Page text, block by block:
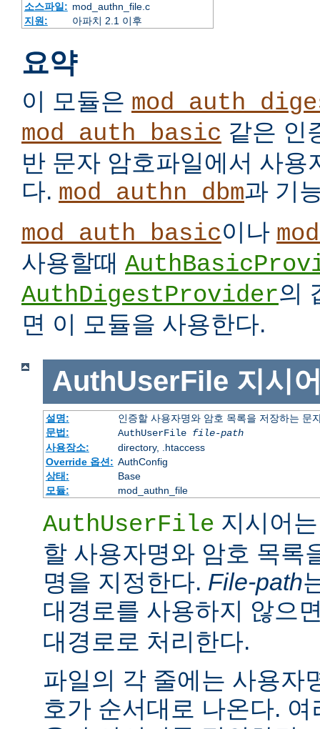
소스파일: mod_authn_file.c
지원:
아파치 2.1 이후
요약
이 모듈은
mod_auth_basic 같은 인
반 문자 암호파일에서 사용
다. mod_authn_dbm과 기
mod_auth_basic이나
사용할때
AuthDigestProvider의
면 이 모듈을 사용한다.
AuthUserFile 지시
설명:
인증할 사용자명와 암호 목록을 저장하는 문
문법:
AuthUserFile file-path
사용장소:
directory, .htaccess
Override 옵션: AuthConfig
상태:
Base
모듈:
mod_authn_file
AuthUserFile 지시어
할 사용자명와 암호 목록
명을 지정한다. File-path
대경로를 사용하지 않으
대경로로 처리한다.
파일의 각 줄에는 사용자
호가 순서대로 나온다.